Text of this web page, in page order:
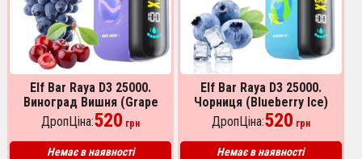
Elf Bar Raya D3 25000.
Виноград Вишня (Grape
Cherry)
ДропЦіна:520 грн
Немає в наявності
Elf Bar Raya D3 25000.
Чорниця (Blueberry Ice)
ДропЦіна:520 грн
Немає в наявності